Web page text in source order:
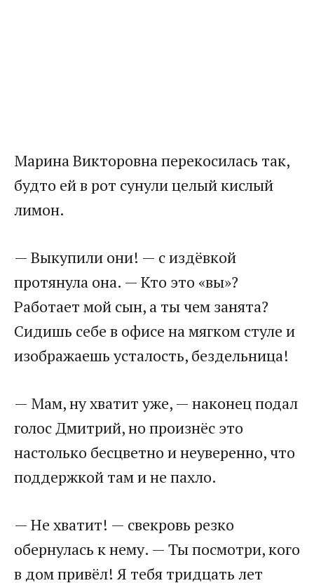
Марина Викторовна перекосилась так,
будто ей в рот сунули целый кислый
лимон.
— Выкупили они! — с издёвкой
протянула она. — Кто это «вы»?
Работает мой сын, а ты чем занята?
Сидишь себе в офисе на мягком стуле и
изображаешь усталость, бездельница!
— Мам, ну хватит уже, — наконец подал
голос Дмитрий, но произнёс это
настолько бесцветно и неуверенно, что
поддержкой там и не пахло.
— Не хватит! — свекровь резко
обернулась к нему. — Ты посмотри, кого
в дом привёл! Я тебя тридцать лет